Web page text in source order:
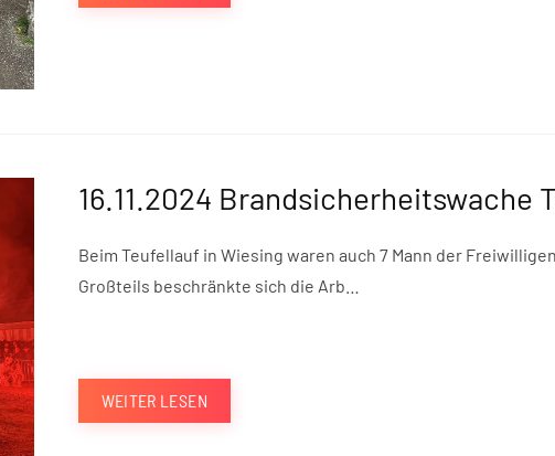
16.11.2024 Brandsicherheitswache
Beim Teufellauf in Wiesing waren auch 7 Mann der
Großteils beschränkte sich die Arb…
WEITER LESEN